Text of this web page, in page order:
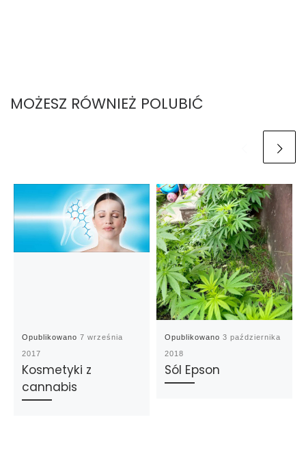
MOŻESZ RÓWNIEŻ POLUBIĆ
Opublikowano7 września
2017
Kosmetyki z
cannabis
Opublikowano3 października
2018
Sól Epson